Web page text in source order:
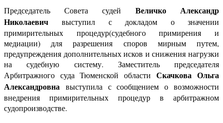
Председатель Совета судей Величко Александр
Николаевич выступил с докладом о значении
примирительных процедур(судебного примирения и
медиации) для разрешения споров мирным путем,
предупреждения дополнительных исков и снижения нагрузки
на судебную систему. Заместитель председателя
Арбитражного суда Тюменской областиСкачкова Ольга
Александровна выступила с сообщением о возможности
внедрения примирительных процедур в арбитражном
судопроизводстве.